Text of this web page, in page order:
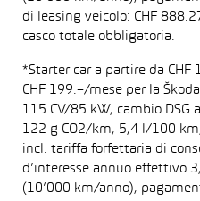
di leasing veicolo: CHF
casco totale obbligatoria.
*Starter car a partire da CHF
CHF 199.–/mese per la
115 CV/85 kW, cambio DSG
122 g CO2/km, 5,4 l/100
incl. tariffa forfettaria di
d’interesse annuo effettivo
(10’000 km/anno),